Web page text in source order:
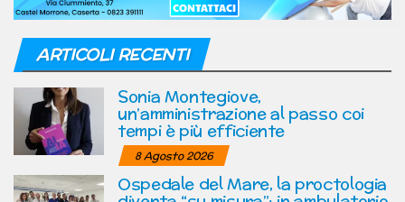
ARTICOLI RECENTI
Sonia Montegiove,
un’amministrazione al passo coi
tempi è più efficiente
8 Agosto 2026
Ospedale del Mare, la proctologia